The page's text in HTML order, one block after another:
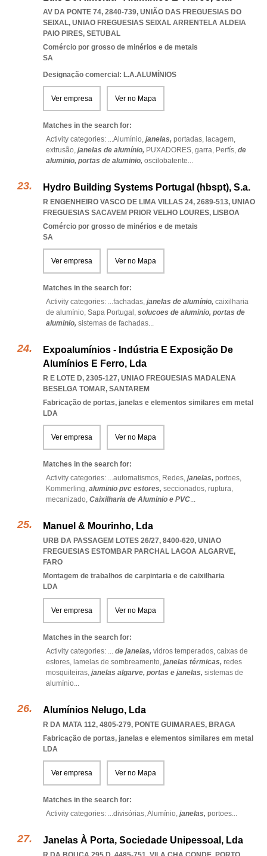
AV DA PONTE 74, 2840-739, UNIÃO DAS FREGUESIAS DO
SEIXAL, UNIAO FREGUESIAS SEIXAL ARRENTELA ALDEIA
PAIO PIRES, SETUBAL
Comércio por grosso de minérios e de metais
SA
Designação comercial: L.A.ALUMÍNIOS
Ver empresa Ver no Mapa
Matches in the search for:
Activity categories: ...Alumínio, janelas, portadas, lacagem,
extrusão, janelas de alumínio, PUXADORES, garra, Perfís, de
aluminio, portas de aluminio, oscilobatente...
Hydro Building Systems Portugal (hbspt), S.a.
R ENGENHEIRO VASCO DE LIMA VILLAS 24, 2689-513, UNIAO
FREGUESIAS SACAVEM PRIOR VELHO LOURES, LISBOA
Comércio por grosso de minérios e de metais
SA
Ver empresa Ver no Mapa
Matches in the search for:
Activity categories: ...fachadas, janelas de alumínio, caixilharia
de alumínio, Sapa Portugal, solucoes de aluminio, portas de
aluminio, sistemas de fachadas...
Expoalumínios - Indústria E Exposição De
Alumínios E Ferro, Lda
R E LOTE D, 2305-127, UNIAO FREGUESIAS MADALENA
BESELGA TOMAR, SANTAREM
Fabricação de portas, janelas e elementos similares em metal
LDA
Ver empresa Ver no Mapa
Matches in the search for:
Activity categories: ...automatismos, Redes, janelas, portoes,
Kommerling, aluminio pvc estores, seccionados, ruptura,
mecanizado, Caixilharia de Aluminio e PVC...
Manuel & Mourinho, Lda
URB DA PASSAGEM LOTES 26/27, 8400-620, UNIAO
FREGUESIAS ESTOMBAR PARCHAL LAGOA ALGARVE,
FARO
Montagem de trabalhos de carpintaria e de caixilharia
LDA
Ver empresa Ver no Mapa
Matches in the search for:
Activity categories: ... de janelas, vidros temperados, caixas de
estores, lamelas de sombreamento, janelas térmicas, redes
mosquiteiras, janelas algarve, portas e janelas, sistemas de
alumínio...
Alumínios Nelugo, Lda
R DA MATA 112, 4805-279, PONTE GUIMARAES, BRAGA
Fabricação de portas, janelas e elementos similares em metal
LDA
Ver empresa Ver no Mapa
Matches in the search for:
Activity categories: ...divisórias,Alumínio, janelas, portoes...
Janelas À Porta, Sociedade Unipessoal, Lda